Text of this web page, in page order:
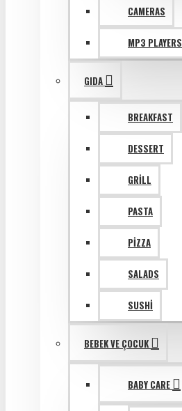
CAMERAS
MP3 PLAYERS
GIDA
BREAKFAST
DESSERT
GRILL
PASTA
PIZZA
SALADS
SUSHI
BEBEK VE ÇOCUK
BABY CARE